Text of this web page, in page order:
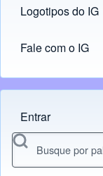
Logotipos do IG
(opens in new
Fale com o IG
Menu do usuário
Entrar
Search